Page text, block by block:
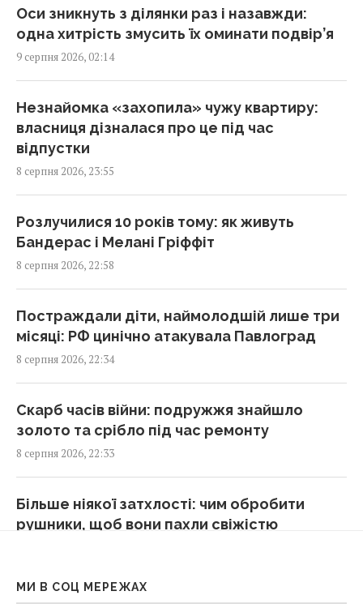
Має невдоволений вигляд і є майстром
маскування: що відомо про дивного птаха з
Австралії
00:30 неділя, 09 серпня 2026
Європейські річки обміліли: DW розповів,
чи йдеться про нестачу питної води
23:53 субота, 08 серпня 2026
Жителів Одеси готують до захисту міста
від російського десанту
23:26 субота, 08 серпня 2026
Стародавній римлянин міг збирати кістки
"морських чудовиськ": вчені знайшли його
колекцію
23:23 субота, 08 серпня 2026
Росія вдарила по центру Павлограда: є
поранені
22:39 субота, 08 серпня 2026
22:25 субота, 08 серпня 2026
Оси зникнуть з ділянки раз і назавжди:
одна хитрість змусить їх оминати подвір’я
9 серпня 2026, 02:14
Незнайомка «захопила» чужу квартиру:
власниця дізналася про це під час
відпустки
8 серпня 2026, 23:55
Розлучилися 10 років тому: як живуть
Бандерас і Мелані Гріффіт
8 серпня 2026, 22:58
Постраждали діти, наймолодшій лише три
місяці: РФ цинічно атакувала Павлоград
8 серпня 2026, 22:34
Скарб часів війни: подружжя знайшло
золото та срібло під час ремонту
8 серпня 2026, 22:33
Більше ніякої затхлості: чим обробити
рушники, щоб вони пахли свіжістю
Виведення українських військ з Донбасу:
МИ В СОЦ МЕРЕЖАХ